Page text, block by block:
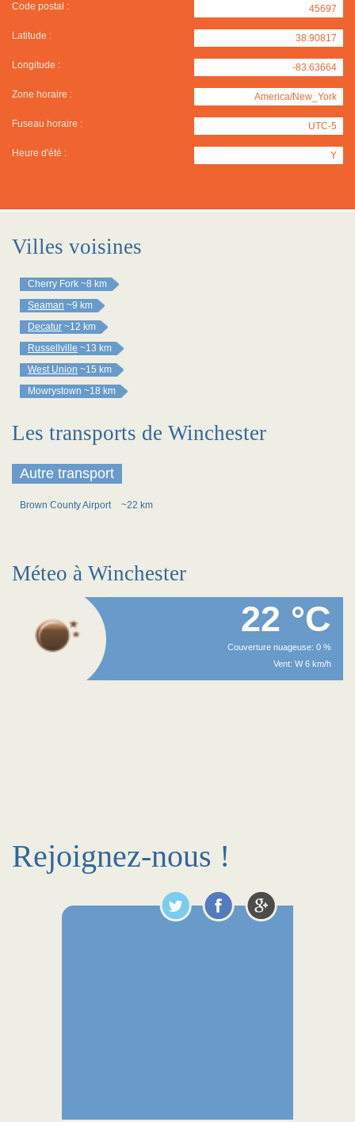
Code postal : 45697
Latitude : 38.90817
Longitude : -83.63664
Zone horaire : America/New_York
Fuseau horaire : UTC-5
Heure d'été : Y
Villes voisines
Cherry Fork ~8 km
Seaman ~9 km
Decatur ~12 km
Russellville ~13 km
West Union ~15 km
Mowrystown ~18 km
Les transports de Winchester
Autre transport
Brown County Airport ~22 km
Méteo à Winchester
22 °C
Couverture nuageuse: 0 %
Vent: W 6 km/h
Rejoignez-nous !